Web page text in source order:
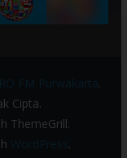
FM Purwakarta.
Cipta.
ThemeGrill.
WordPress .